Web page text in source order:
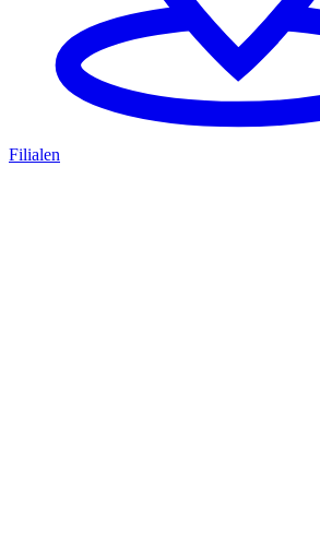
Filialen